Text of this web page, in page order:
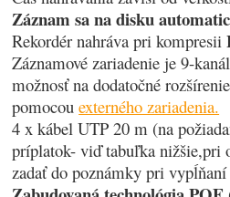
Záznam sa na disku
Rekordér nahráva pri kompresii
Záznamové zariadenie je 9-
možnosť na dodatočné
pomocouexterného zariadenia.
4 x kábel UTP 20 m (na
príplatok- viď tabuľka nižšie,pri
zadať do poznámky pri